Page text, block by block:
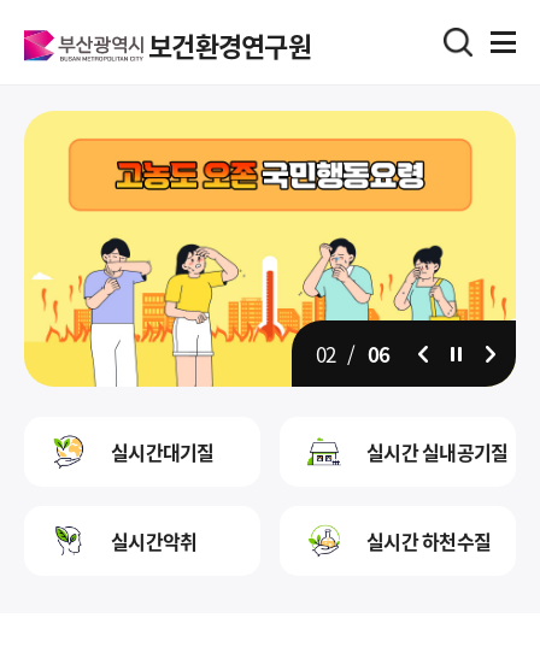
보건환경연구원
02 / 06 일시정지
실시간대기질 실시간 실내공기질
실시간악취 실시간 하천수질